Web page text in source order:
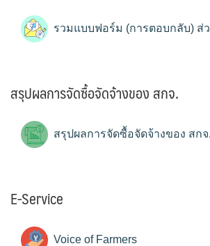
รวมแบบฟอร์ม (การตอบกลับ) ส่
สรุปผลการจัดซื้อจัดจ้างของ สกจ.
สรุปผลการจัดซื้อจัดจ้างของ สกจ.
E-Service
Voice of Farmers